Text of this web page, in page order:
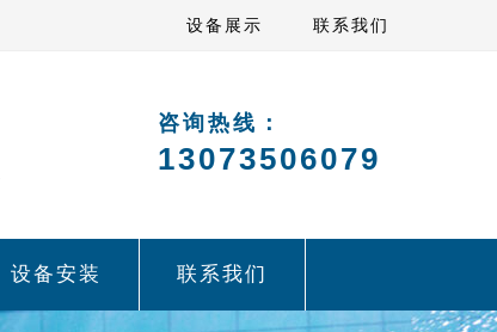
设备展示 联系我们
咨询热线：
13073506079
设备安装 联系我们